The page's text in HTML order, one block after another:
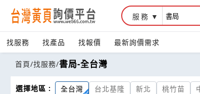
服務
找服務 找產品 找報價 最新詢價需求
首頁/找服務/書局-全台灣
選擇地區 : 全台灣 台北基隆 新北 桃竹苗